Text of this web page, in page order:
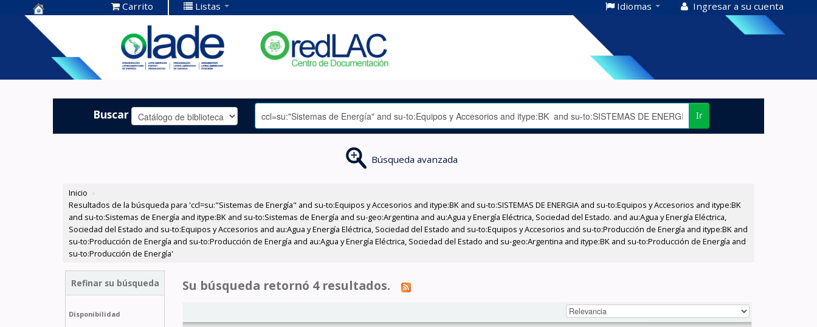
Centro de
Documentación
OLADE -
Carrito Listas Idiomas Ingresar a su cuenta
Buscar Ir
Búsqueda avanzada
Inicio ›
Resultados de la búsqueda para 'ccl=su:"Sistemas de Energía" and su-to:Equipos y Accesorios and itype:BK and su-to:SISTEMAS DE ENERGIA and su-to:Equipos y Accesorios and itype:BK
and su-to:Sistemas de Energía and itype:BK and su-to:Sistemas de Energía and su-geo:Argentina and au:Agua y Energía Eléctrica, Sociedad del Estado. and au:Agua y Energía Eléctrica,
Sociedad del Estado and su-to:Equipos y Accesorios and au:Agua y Energía Eléctrica, Sociedad del Estado and su-to:Equipos y Accesorios and su-to:Producción de Energía and itype:BK and
su-to:Producción de Energía and su-to:Producción de Energía and au:Agua y Energía Eléctrica, Sociedad del Estado and su-geo:Argentina and itype:BK and su-to:Producción de Energía and
su-to:Producción de Energía'
Refinar su búsqueda
Disponibilidad
Su búsqueda retornó 4 resultados.